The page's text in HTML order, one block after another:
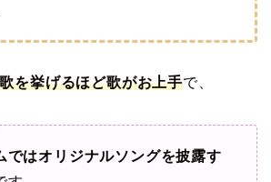
を挙げるほど歌がお上手で、
ではオリジナルソングを披露す